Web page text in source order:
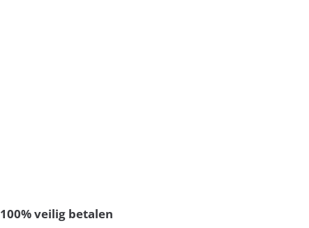
100% veilig betalen